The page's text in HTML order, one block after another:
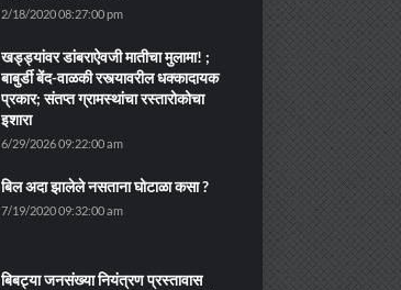
2/18/2020 08:27:00 pm
खड्ड्यांवर डांबराऐवजी मातीचा मुलामा! ;
बाबुर्डी बेंद-वाळकी रस्त्यावरील धक्कादायक
प्रकार; संतप्त ग्रामस्थांचा रस्तारोकोचा
इशारा
6/29/2026 09:22:00 am
बिल अदा झालेले नसताना घोटाळा कसा ?
7/19/2020 09:32:00 am
बिबट्या जनसंख्या नियंत्रण प्रस्तावास